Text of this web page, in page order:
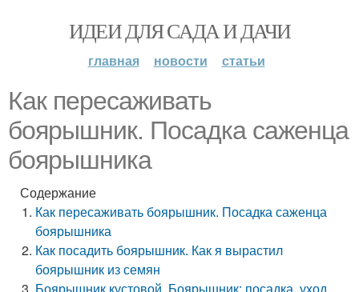
ИДЕИ ДЛЯ САДА И ДАЧИ
главная новости статьи
Как пересаживать
боярышник. Посадка саженца
боярышника
Содержание
Как пересаживать боярышник. Посадка саженца
боярышника
Как посадить боярышник. Как я вырастил
боярышник из семян